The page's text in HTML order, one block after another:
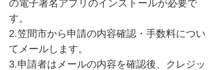
の電子署名アプリのインストールが必要で
す。
2.笠間市から申請の内容確認・手数料につい
てメールします。
3.申請者はメールの内容を確認後、クレジッ